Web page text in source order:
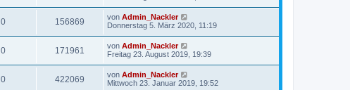
0 156869 von Admin_Nackler
Donnerstag 5. März 2020, 11:19
0 171961 von Admin_Nackler
Freitag 23. August 2019, 19:39
0 422069 von Admin_Nackler
Mittwoch 23. Januar 2019, 19:52